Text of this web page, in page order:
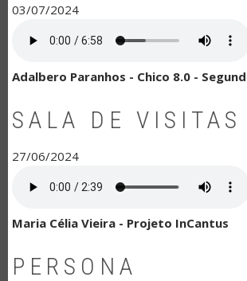
03/07/2024
Adalbero Paranhos - Chico 8.0 -
SALA DE VISITAS
27/06/2024
Maria Célia Vieira - Projeto InCantus
PERSONA